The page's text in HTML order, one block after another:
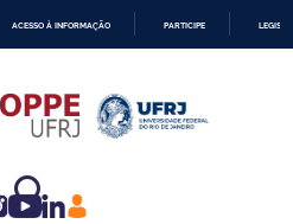
CONTEÚDO
ACESSO À INFORMAÇÃO PARTICIPE